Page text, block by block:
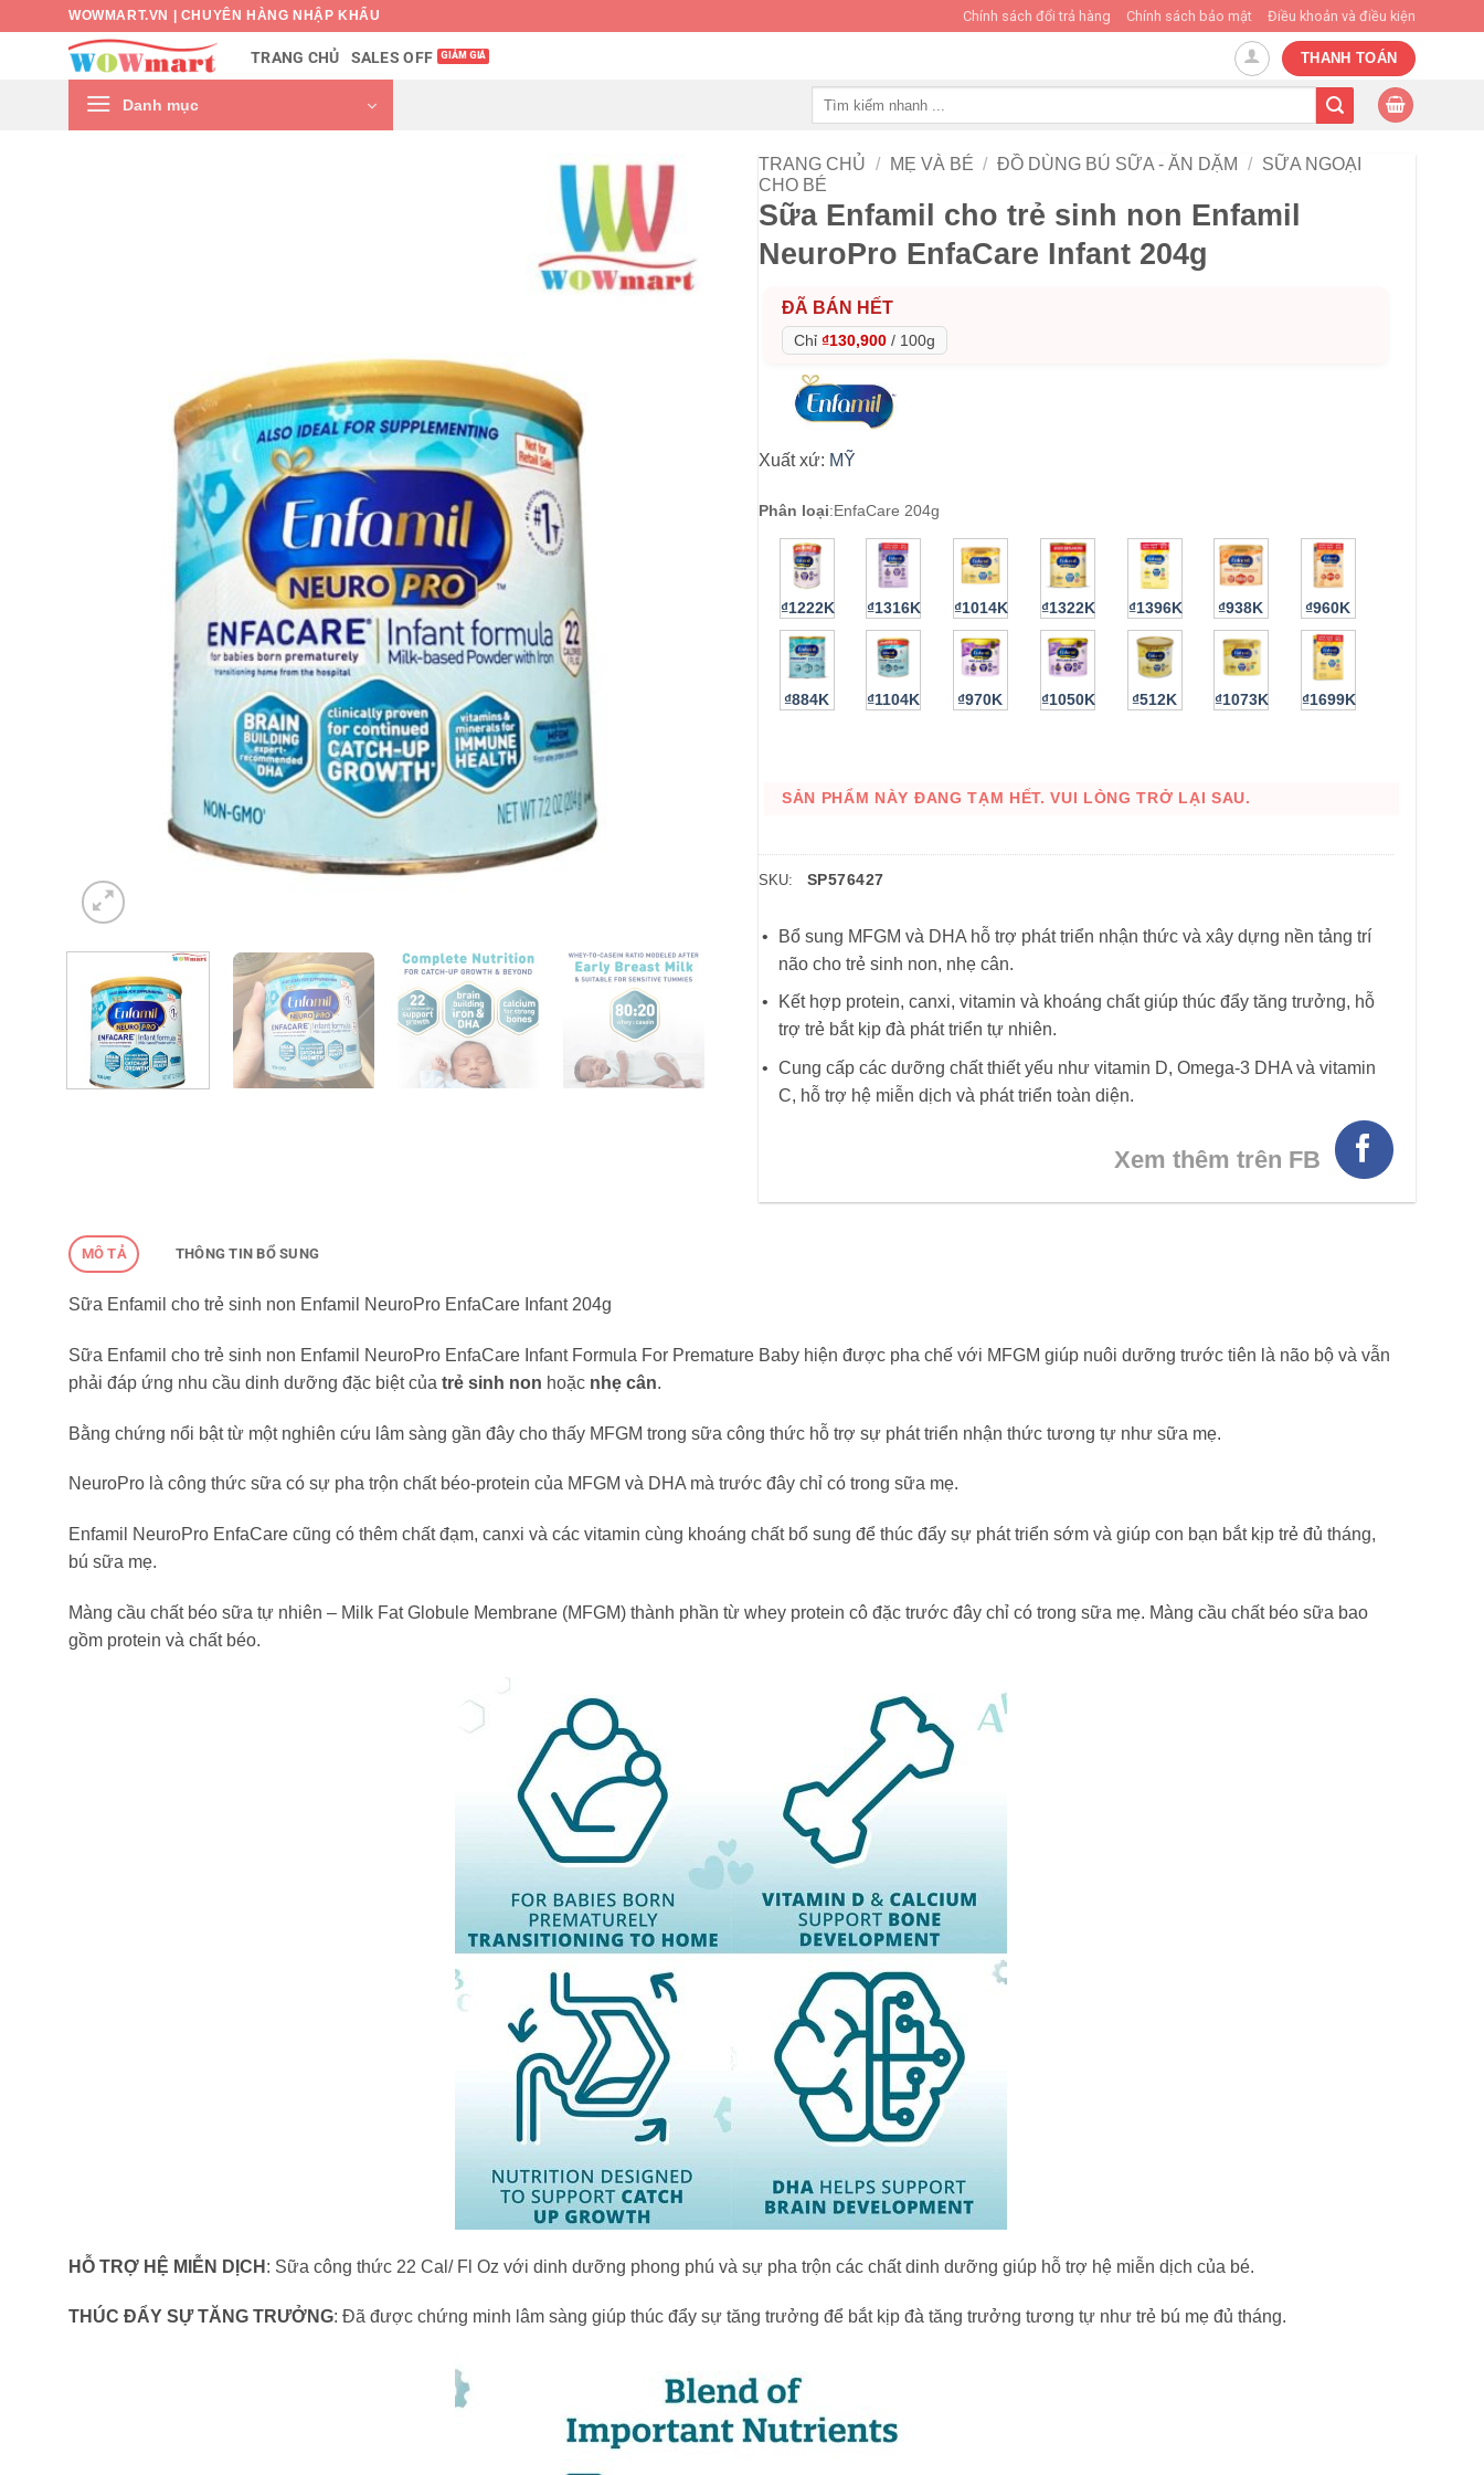
WOWMART.VN | CHUYÊN HÀNG NHẬP KHẨU Chính sách đổi trả hàng Chính sách bảo mật Điều khoản và điều kiện
TRANG CHỦ SALES OFF THANH TOÁN
Danh mục
TRANG CHỦ / MẸ VÀ BÉ / ĐỒ DÙNG BÚ SỮA - ĂN DẶM / SỮA NGOẠI
CHO BÉ
Sữa Enfamil cho trẻ sinh non Enfamil
NeuroPro EnfaCare Infant 204g
ĐÃ BÁN HẾT
Chỉ ₫130,900 / 100g
Xuất xứ: MỸ
Phân loại:EnfaCare 204g
₫1222K ₫1316K ₫1014K ₫1322K ₫1396K ₫938K ₫960K
₫884K ₫1104K ₫970K ₫1050K ₫512K ₫1073K ₫1699K
SẢN PHẨM NÀY ĐANG TẠM HẾT. VUI LÒNG TRỞ LẠI SAU.
SKU: SP576427
Bổ sung MFGM và DHA hỗ trợ phát triển nhận thức và xây dựng nền tảng trí
não cho trẻ sinh non, nhẹ cân.
Kết hợp protein, canxi, vitamin và khoáng chất giúp thúc đẩy tăng trưởng, hỗ
trợ trẻ bắt kịp đà phát triển tự nhiên.
Cung cấp các dưỡng chất thiết yếu như vitamin D, Omega-3 DHA và vitamin
C, hỗ trợ hệ miễn dịch và phát triển toàn diện.
Xem thêm trên FB
MÔ TẢ THÔNG TIN BỔ SUNG
Sữa Enfamil cho trẻ sinh non Enfamil NeuroPro EnfaCare Infant 204g
Sữa Enfamil cho trẻ sinh non Enfamil NeuroPro EnfaCare Infant Formula For Premature Baby hiện được pha chế với MFGM giúp nuôi dưỡng trước tiên là não bộ và vẫn
phải đáp ứng nhu cầu dinh dưỡng đặc biệt của trẻ sinh non hoặc nhẹ cân.
Bằng chứng nổi bật từ một nghiên cứu lâm sàng gần đây cho thấy MFGM trong sữa công thức hỗ trợ sự phát triển nhận thức tương tự như sữa mẹ.
NeuroPro là công thức sữa có sự pha trộn chất béo-protein của MFGM và DHA mà trước đây chỉ có trong sữa mẹ.
Enfamil NeuroPro EnfaCare cũng có thêm chất đạm, canxi và các vitamin cùng khoáng chất bổ sung để thúc đẩy sự phát triển sớm và giúp con bạn bắt kịp trẻ đủ tháng,
bú sữa mẹ.
Màng cầu chất béo sữa tự nhiên – Milk Fat Globule Membrane (MFGM) thành phần từ whey protein cô đặc trước đây chỉ có trong sữa mẹ. Màng cầu chất béo sữa bao
gồm protein và chất béo.
HỖ TRỢ HỆ MIỄN DỊCH : Sữa công thức 22 Cal/ Fl Oz với dinh dưỡng phong phú và sự pha trộn các chất dinh dưỡng giúp hỗ trợ hệ miễn dịch của bé.
THÚC ĐẨY SỰ TĂNG TRƯỞNG: Đã được chứng minh lâm sàng giúp thúc đẩy sự tăng trưởng để bắt kịp đà tăng trưởng tương tự như trẻ bú mẹ đủ tháng.